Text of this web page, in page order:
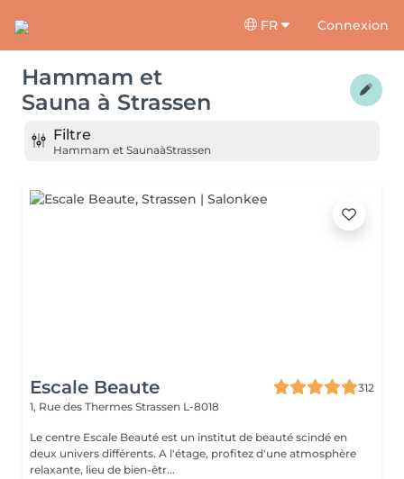
FR Connexion
Hammam et
Sauna à Strassen
Filtre
Hammam et SaunaàStrassen
Escale Beaute
312
1, Rue des Thermes Strassen L-8018
Le centre Escale Beauté est un institut de beauté scindé en
deux univers différents. A l'étage, profitez d'une atmosphère
relaxante, lieu de bien-êtr...